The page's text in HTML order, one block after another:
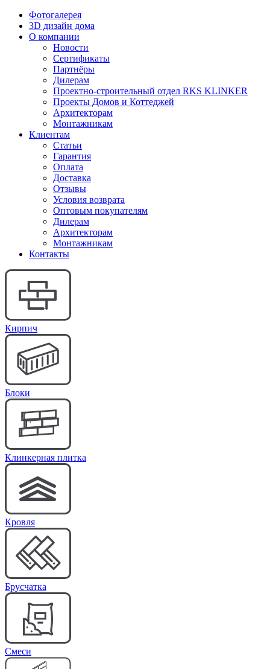
Фотогалерея
3D дизайн дома
О компании
Новости
Сертификаты
Партнёры
Дилерам
Проектно-строительный отдел RKS KLINKER
Проекты Домов и Коттеджей
Архитекторам
Монтажникам
Клиентам
Статьи
Гарантия
Оплата
Доставка
Отзывы
Условия возврата
Оптовым покупателям
Дилерам
Архитекторам
Монтажникам
Контакты
Кирпич
Блоки
Клинкерная плитка
Кровля
Брусчатка
Cмеси